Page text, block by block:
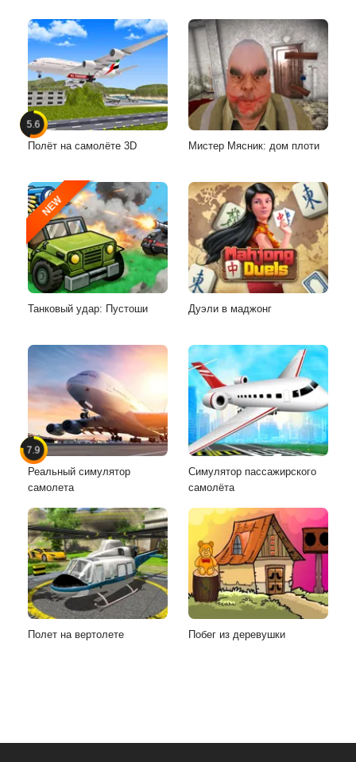
5.6
Полёт на самолёте 3D Мистер Мясник: дом плоти
NEW
Танковый удар: Пустоши Дуэли в маджонг
7.9
Реальный симулятор
самолета
Симулятор пассажирского
самолёта
Полет на вертолете Побег из деревушки